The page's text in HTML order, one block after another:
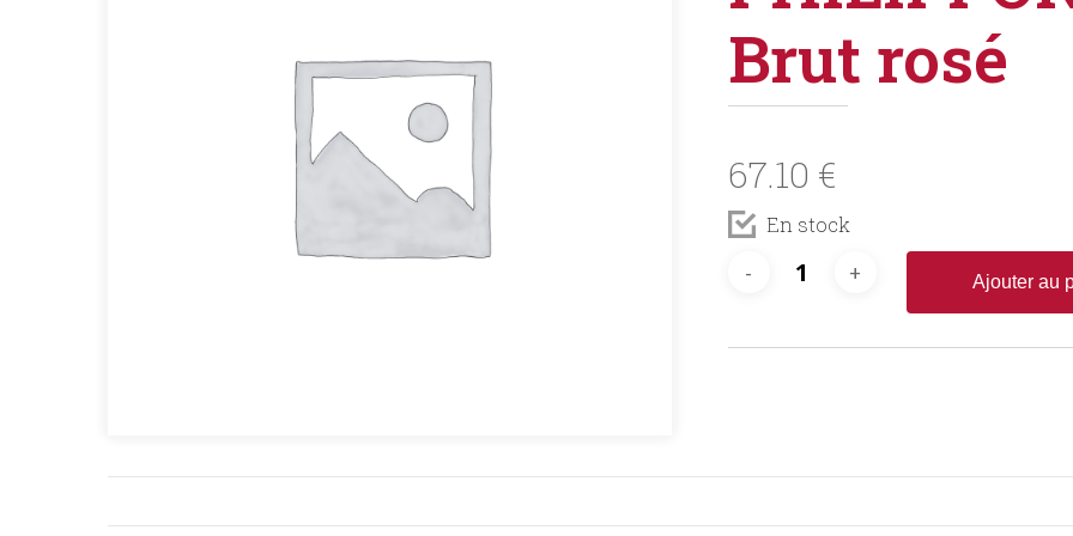
Brut rosé
67.10 €
En stock
Ajouter au